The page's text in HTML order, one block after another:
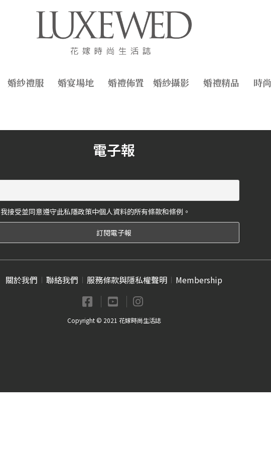
婚紗禮服 婚宴場地 婚禮佈置 婚紗攝影 婚禮精品 時
電子報
我接受並同意遵守此私隱政策中個人資料的所有條款和條例。
關於我們 聯絡我們 服務條款與隱私權聲明 Membership
Copyright © 2021 花嫁時尚生活誌